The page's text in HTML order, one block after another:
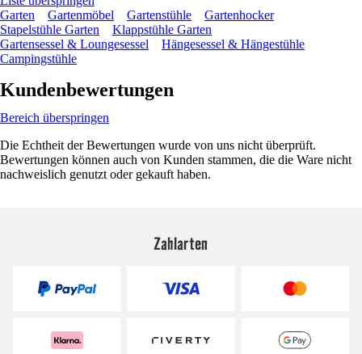
Garten
Gartenmöbel Gartenstühle
Gartenhocker
Stapelstühle Garten
Klappstühle Garten
Gartensessel & Loungesessel
Hängesessel & Hängestühle
Campingstühle
Kundenbewertungen
Bereich überspringen
Die Echtheit der Bewertungen wurde von uns nicht überprüft.
Bewertungen können auch von Kunden stammen, die die Ware nicht
nachweislich genutzt oder gekauft haben.
Zahlarten